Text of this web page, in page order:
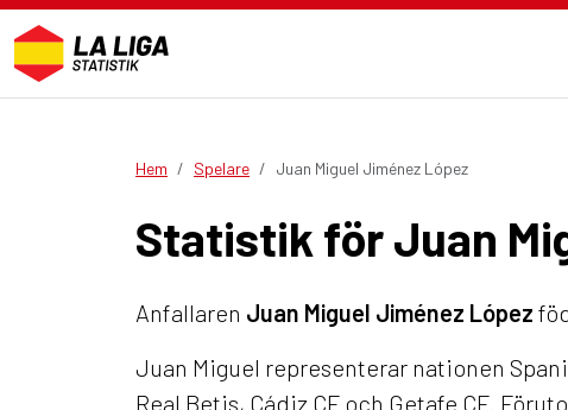
Hem Spelare Juan Miguel Jiménez López
Statistik för Juan
Anfallaren Juan Miguel Jiménez López
Juan Miguel representerar nationen
Real Betis, Cádiz CF och Getafe CF.